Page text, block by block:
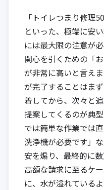
「トイレつまり修理
といった、極端に安
には最大限の注意が
関心を引くための「
が非常に高いと言え
が完了することはま
着してから、次々と
提案してくるのが典
では簡単な作業では
洗浄機が必要です」
安を煽り、最終的に
高額な請求に至るケ
に、水が溢れている